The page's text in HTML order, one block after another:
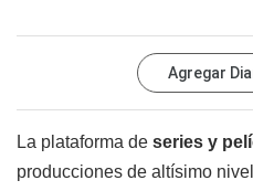
Agregar
La plataforma de series y
producciones de altísimo